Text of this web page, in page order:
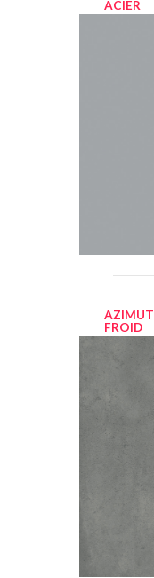
ACIER
AZIMUT
FROID